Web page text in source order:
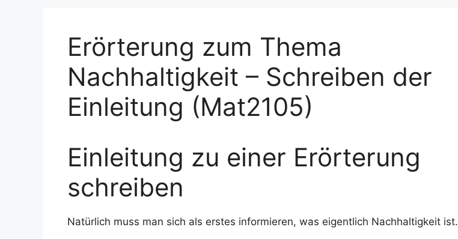
Erörterung zum Thema
Nachhaltigkeit – Schreiben der
Einleitung (Mat2105)
Einleitung zu einer Erörterung
schreiben
Natürlich muss man sich als erstes informieren, was eigentlich Nachhaltigkeit ist.